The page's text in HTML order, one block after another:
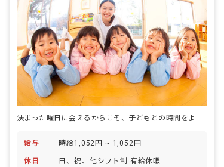
決まった曜日に会えるからこそ、子どもとの時間をより大切に積み重ねていく仕事です。
給与 時給1,052円 ~ 1,052円
休日 日、祝、他シフト制 有給休暇